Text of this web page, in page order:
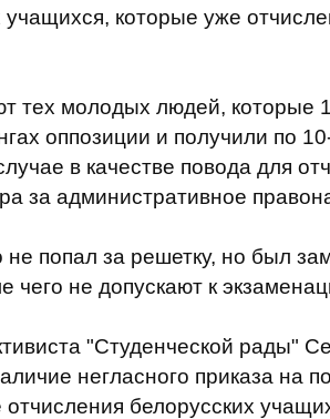
учащихся, которые уже
тех молодых людей, которые
оппозиции и получили по
в качестве повода для
за административное
не попал за решетку, но был
чего не допускают к
"Студенческой рады"
негласного приказа на
белорусских